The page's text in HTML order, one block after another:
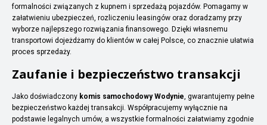
formalności związanych z kupnem i sprzedażą pojazdów. Pomagamy w
załatwieniu ubezpieczeń, rozliczeniu leasingów oraz doradzamy przy
wyborze najlepszego rozwiązania finansowego. Dzięki własnemu
transportowi dojeżdżamy do klientów w całej Polsce, co znacznie ułatwia
proces sprzedaży.
Zaufanie i bezpieczeństwo transakcji
Jako doświadczony komis samochodowy Wodynie, gwarantujemy pełne
bezpieczeństwo każdej transakcji. Współpracujemy wyłącznie na
podstawie legalnych umów, a wszystkie formalności załatwiamy zgodnie